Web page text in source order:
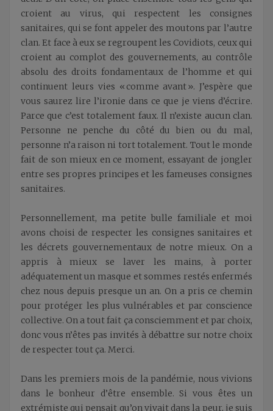
croient au virus, qui respectent les consignes
sanitaires, qui se font appeler des moutons par l’autre
clan. Et face à eux se regroupent les Covidiots, ceux qui
croient au complot des gouvernements, au contrôle
absolu des droits fondamentaux de l’homme et qui
continuent leurs vies « comme avant ». J’espère que
vous saurez lire l’ironie dans ce que je viens d’écrire.
Parce que c’est totalement faux. Il n’existe aucun clan.
Personne ne penche du côté du bien ou du mal,
personne n’a raison ni tort totalement. Tout le monde
fait de son mieux en ce moment, essayant de jongler
entre ses propres principes et les fameuses consignes
sanitaires.
Personnellement, ma petite bulle familiale et moi
avons choisi de respecter les consignes sanitaires et
les décrets gouvernementaux de notre mieux. On a
appris à mieux se laver les mains, à porter
adéquatement un masque et sommes restés enfermés
chez nous depuis presque un an. On a pris ce chemin
pour protéger les plus vulnérables et par conscience
collective. On a tout fait ça consciemment et par choix,
donc vous n’êtes pas invités à débattre sur notre choix
de respecter tout ça. Merci.
Dans les premiers mois de la pandémie, nous vivions
dans le bonheur d’être ensemble. Si vous êtes un
extrémiste qui pensait qu’on vivait dans la peur, je suis